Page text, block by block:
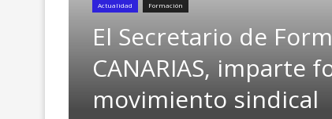
Actualidad Formación
El Secretario de
CANARIAS, imparte
movimiento sindical